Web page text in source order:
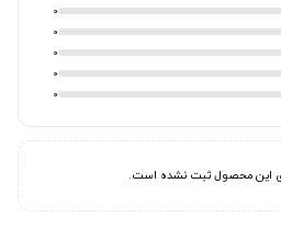
0
0
0
0
0
این محصول ثبت نشده است.